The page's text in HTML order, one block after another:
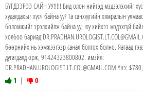
БҮГДЭЭРЭЭ САЙН УУ!!!!! Бид олон нийтэд мэдээлэхийг
худалдахыг хүсч байна уу? Та санхүүгийн хямралын
боломжийг эрэлхийлж байна уу, юу хийхээ мэдэхгүй
холбоо бариад
бөөрнийх нь хэмжээгээр санал болгох болно. Яагаад
дутагдалд орж, 91424323800802. имэйл:
DR.PRADHAN.UROLOGIST.LT.COL@GMAIL.COM Yнэ:
1 | 0